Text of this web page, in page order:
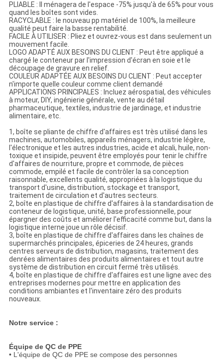
PLIABLE : Il ménagera de l'espace -75% jusqu'à de 65% pour vous
quand les boîtes sont vides.
RACYCLABLE : le nouveau pp matériel de 100%, la meilleure
qualité peut faire la basse rentabilité.
FACILE À UTILISER : Pliez et ouvrez-vous est dans seulement un
mouvement facile.
LOGO ADAPTÉ AUX BESOINS DU CLIENT : Peut être appliqué a
chargé le conteneur par l'impression d'écran en soie et le
découpage de gravure en relief.
COULEUR ADAPTÉE AUX BESOINS DU CLIENT : Peut accepter
n'importe quelle couleur comme client demandé
APPLICATIONS PRINCIPALES : Incluez aérospatial, des véhicules
à moteur, DIY, ingénierie générale, vente au détail
pharmaceutique, textiles, industrie de jardinage, et industrie
alimentaire, etc.
1, boîte se pliante de chiffre d'affaires est très utilisé dans les
machines, automobiles, appareils ménagers, industrie légère,
l'électronique et les autres industries, acide et alcali, huile, non-
toxique et insipide, peuvent être employés pour tenir le chiffre
d'affaires de nourriture, propre et commode, de pièces
commode, empilé et facile de contrôler la sa conception
raisonnable, excellents qualité, appropriées à la logistique du
transport d'usine, distribution, stockage et transport,
traitement de circulation et d'autres secteurs.
2, boîte en plastique de chiffre d'affaires à la standardisation de
conteneur de logistique, unité, base professionnelle, pour
épargner des coûts et améliorer l'efficacité comme but, dans la
logistique interne joue un rôle décisif.
3, boîte en plastique de chiffre d'affaires dans les chaînes de
supermarchés principales, épiceries de 24 heures, grands
centres serveurs de distribution, magasins, traitement des
denrées alimentaires des produits alimentaires et tout autre
système de distribution en circuit fermé très utilisés.
4, boîte en plastique de chiffre d'affaires est une ligne avec des
entreprises modernes pour mettre en application des
conditions ambiantes et l'inventaire zéro des produits
nouveaux.
Notre service :
Équipe de QC de PPE
• L'équipe de QC de PPE se compose des personnes